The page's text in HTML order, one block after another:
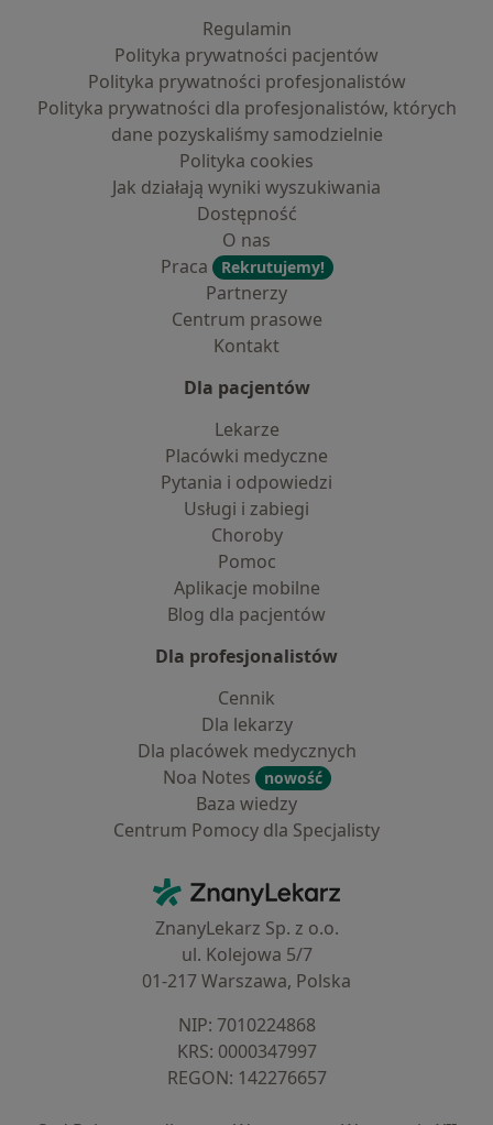
Regulamin
Polityka prywatności pacjentów
Polityka prywatności profesjonalistów
Polityka prywatności dla profesjonalistów, których
dane pozyskaliśmy samodzielnie
Polityka cookies
Jak działają wyniki wyszukiwania
Dostępność
O nas
Praca
Rekrutujemy!
Partnerzy
Centrum prasowe
Kontakt
Dla pacjentów
Lekarze
Placówki medyczne
Pytania i odpowiedzi
Usługi i zabiegi
Choroby
Pomoc
Aplikacje mobilne
Blog dla pacjentów
Dla profesjonalistów
Cennik
Dla lekarzy
Dla placówek medycznych
Noa Notes
nowość
Baza wiedzy
Centrum Pomocy dla Specjalisty
ZnanyLekarz - Strona główna
ZnanyLekarz Sp. z o.o.
ul. Kolejowa 5/7
01-217 Warszawa, Polska
NIP: ⁠7010224868
KRS: ⁠0000347997
REGON: ⁠142276657